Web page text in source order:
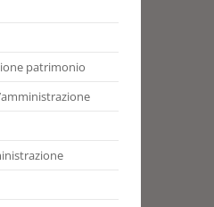
patrimonio